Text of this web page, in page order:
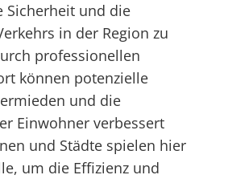
Sicherheit und die
in der Region zu
professionellen
können potenzielle
und die
Einwohner verbessert
und Städte spielen hier
um die Effizienz und